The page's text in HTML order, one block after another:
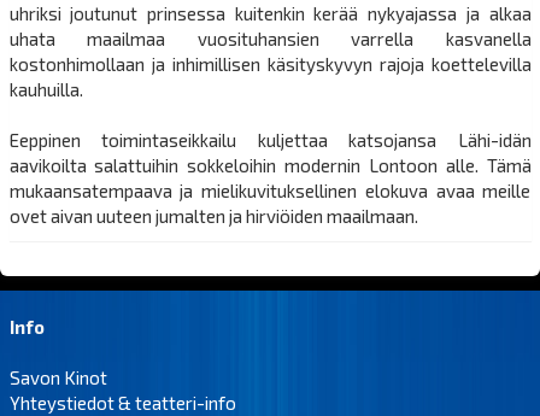
uhriksi joutunut prinsessa kuitenkin kerää nykyajassa ja alkaa
uhata maailmaa vuosituhansien varrella kasvanella
kostonhimollaan ja inhimillisen käsityskyvyn rajoja koettelevilla
kauhuilla.
Eeppinen toimintaseikkailu kuljettaa katsojansa Lähi-idän
aavikoilta salattuihin sokkeloihin modernin Lontoon alle. Tämä
mukaansatempaava ja mielikuvituksellinen elokuva avaa meille
ovet aivan uuteen jumalten ja hirviöiden maailmaan.
Info
Savon Kinot
Yhteystiedot & teatteri-info